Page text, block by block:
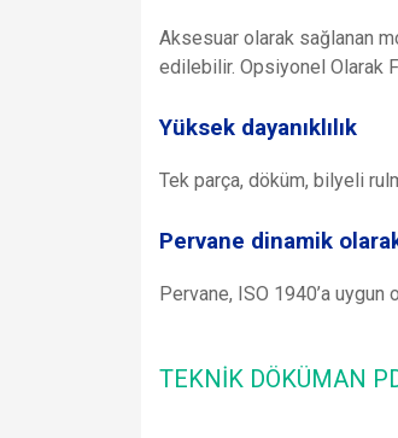
Aksesuar olarak sağlanan
edilebilir. Opsiyonel Olarak
Yüksek dayanıklılık
Tek parça, döküm, bilyeli
Pervane dinamik
Pervane, ISO 1940’a
TEKNİK DÖKÜMAN